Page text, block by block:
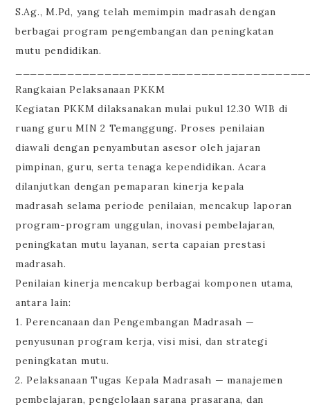
S.Ag., M.Pd, yang telah memimpin madrasah dengan
berbagai program pengembangan dan peningkatan
mutu pendidikan.
Rangkaian Pelaksanaan PKKM
Kegiatan PKKM dilaksanakan mulai pukul 12.30 WIB di
ruang guru MIN 2 Temanggung. Proses penilaian
diawali dengan penyambutan asesor oleh jajaran
pimpinan, guru, serta tenaga kependidikan. Acara
dilanjutkan dengan pemaparan kinerja kepala
madrasah selama periode penilaian, mencakup laporan
program-program unggulan, inovasi pembelajaran,
peningkatan mutu layanan, serta capaian prestasi
madrasah.
Penilaian kinerja mencakup berbagai komponen utama,
antara lain:
1. Perencanaan dan Pengembangan Madrasah —
penyusunan program kerja, visi misi, dan strategi
peningkatan mutu.
2. Pelaksanaan Tugas Kepala Madrasah — manajemen
pembelajaran, pengelolaan sarana prasarana, dan